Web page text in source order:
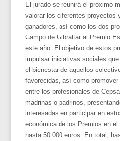
El jurado se reunirá el próximo
valorar los diferentes proyectos
ganadores, así como los dos
Campo de Gibraltar al Premio
este año. El objetivo de estos
impulsar iniciativas sociales
el bienestar de aquellos
favorecidas, así como
entre los profesionales de
madrinas o padrinos,
interesadas en participar en
económica de los Premios en el
hasta 50.000 euros. En total,